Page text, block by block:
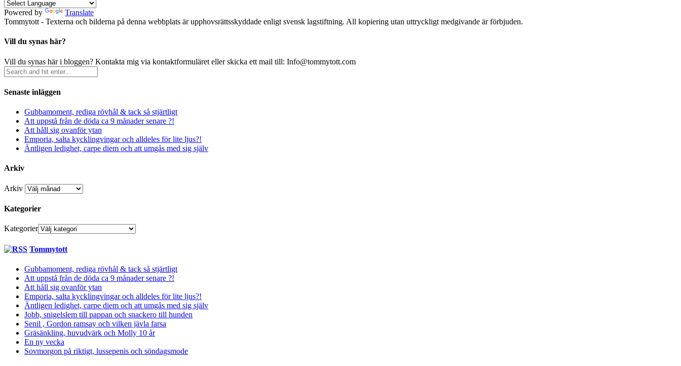
Powered by
Translate
Tommytott - Texterna och bilderna på denna webbplats är upphovsrättsskyddade enligt svensk lagstiftning. All kopiering utan uttryckligt medgivande är förbjuden.
Vill du synas här?
Vill du synas här i bloggen? Kontakta mig via kontaktformuläret eller skicka ett mail till: Info@tommytott.com
Senaste inläggen
Gubbamoment, rediga rövhål & tack så stjärtligt
Att uppstå från de döda ca 9 månader senare ?!
Att håll sig ovanför ytan
Emporia, salta kycklingvingar och alldeles för lite ljus?!
Äntligen ledighet, carpe diem och att umgås med sig själv
Arkiv
Arkiv
Kategorier
Kategorier
Tommytott
Gubbamoment, rediga rövhål & tack så stjärtligt
Att uppstå från de döda ca 9 månader senare ?!
Att håll sig ovanför ytan
Emporia, salta kycklingvingar och alldeles för lite ljus?!
Äntligen ledighet, carpe diem och att umgås med sig själv
Jobb, snigelslem till pappan och snackero till hunden
Senil , Gordon ramsay och vilken jävla farsa
Gräsänkling, huvudvärk och Molly 10 år
En ny vecka
Sovmorgon på riktigt, lussepenis och söndagsmode